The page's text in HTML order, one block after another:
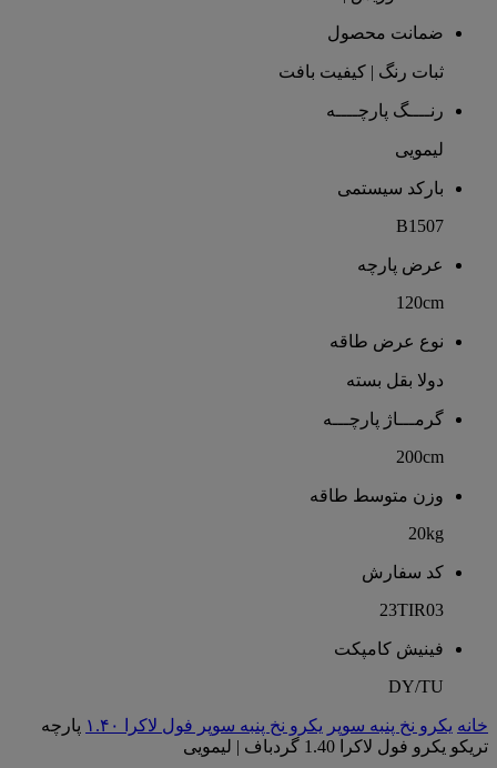
ضمانت محصول
ثبات رنگ | کیفیت بافت
رنــــگ پارچــــه
لیمویی
بارکد سیستمی
B1507
عرض پارچه
120cm
نوع عرض طاقه
دولا بقل بسته
گرمـــاژ پارچـــه
200cm
وزن متوسط طاقه
20kg
کد سفارش
23TIR03
فینیش کامپکت
DY/TU
خانه یکرو نخ پنبه سوپر یکرو نخ پنبه سوپر فول لاکرا ۱.۴۰
پارچه
تریکو یکرو فول لاکرا 1.40 گردباف | لیمویی